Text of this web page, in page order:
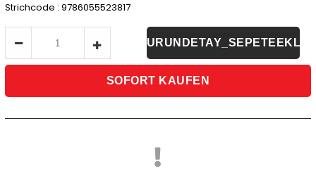
Strichcode : 9786055523817